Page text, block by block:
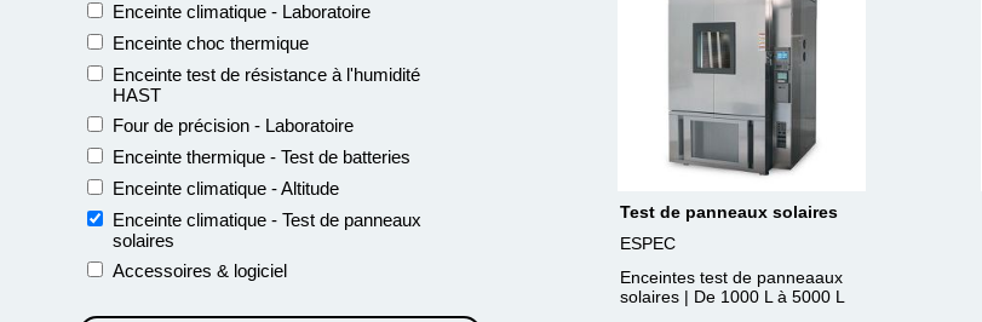
Enceinte climatique - Laboratoire
Enceinte choc thermique
Enceinte test de résistance à l'humidité
HAST
Four de précision - Laboratoire
Enceinte thermique - Test de batteries
Enceinte climatique - Altitude
Enceinte climatique - Test de panneaux
solaires
Accessoires & logiciel
Test de panneaux solaires
ESPEC
Enceintes test de panneaaux
solaires | De 1000 L à 5000 L